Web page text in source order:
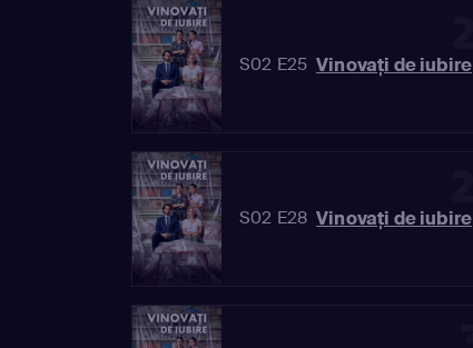
S02 E25 Vinovaţi de iubire
S02 E28 Vinovaţi de iubire